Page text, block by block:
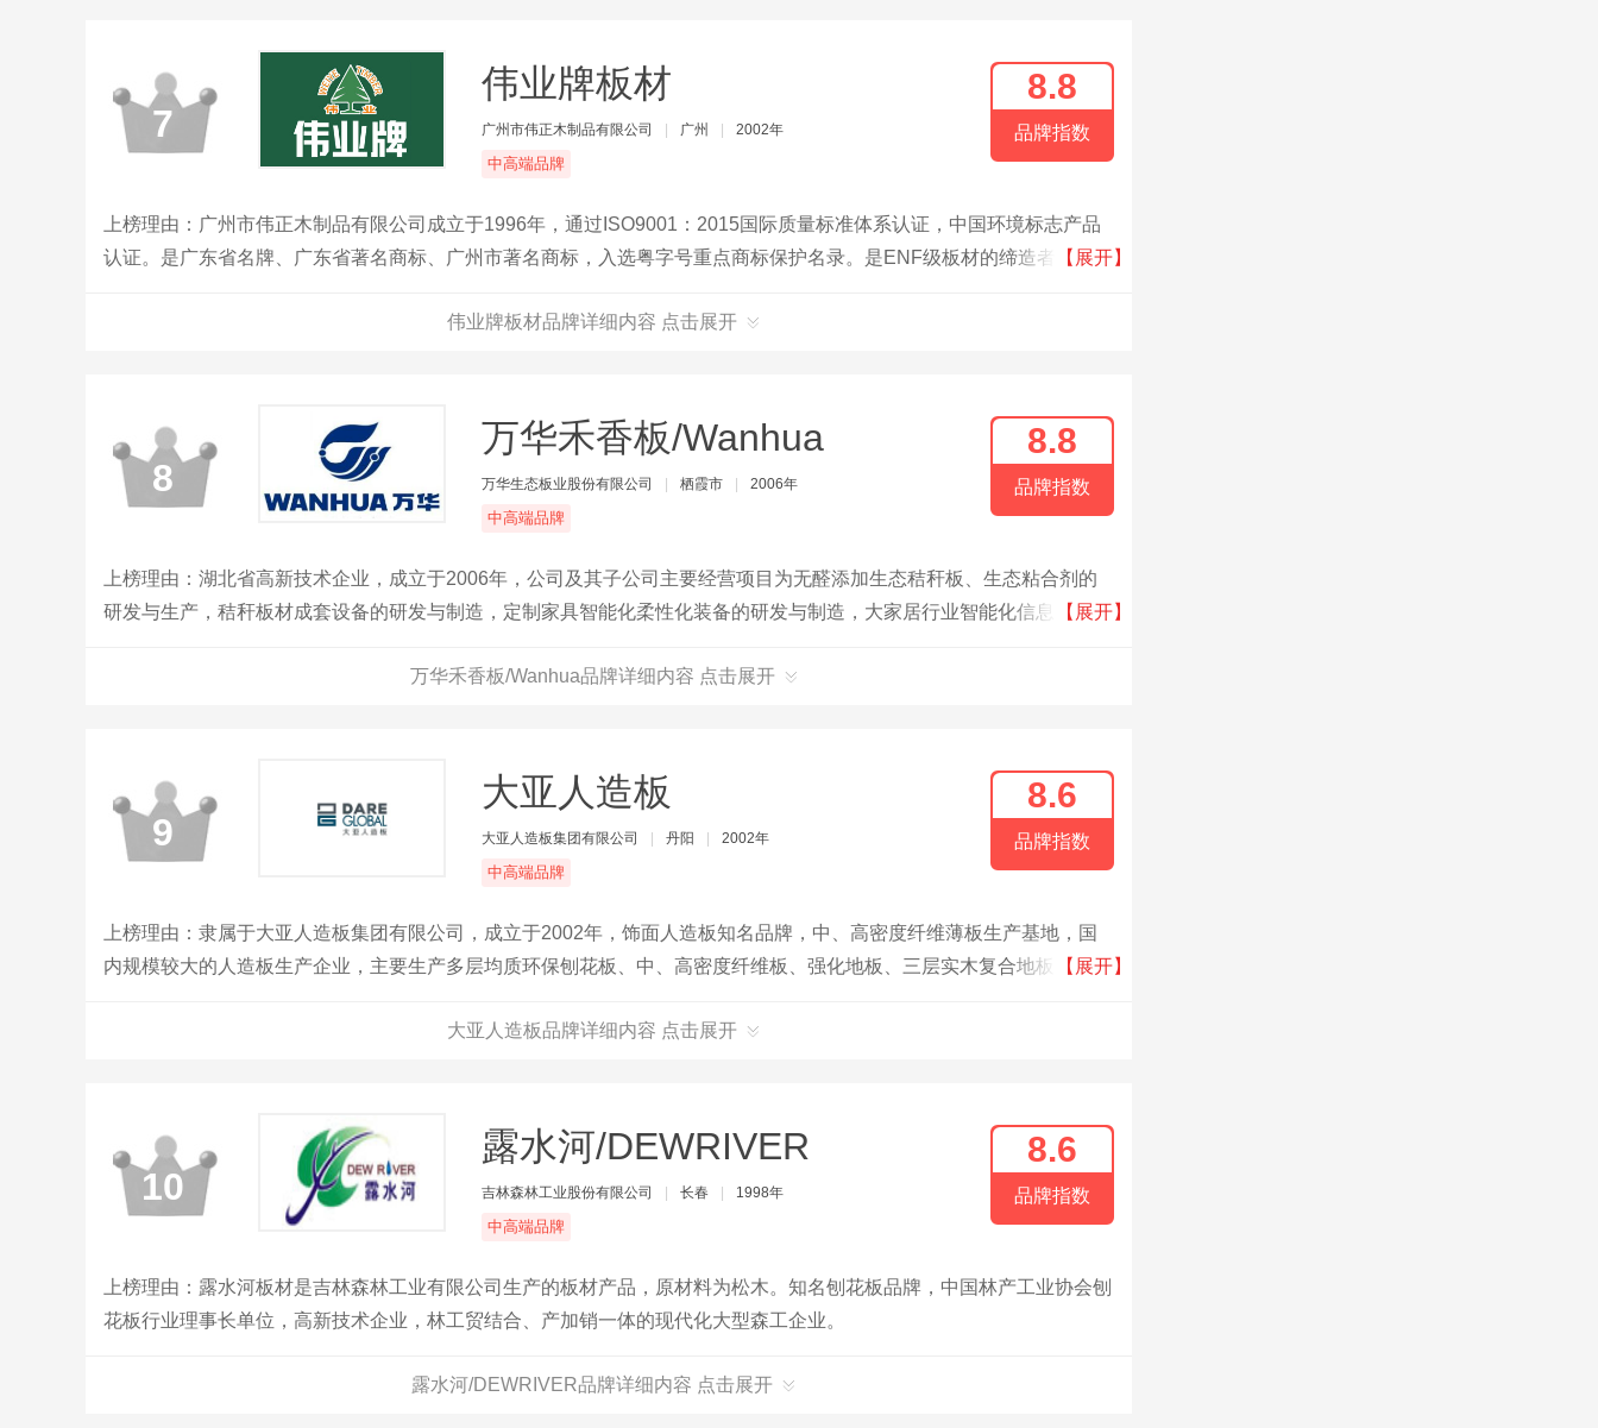
7
伟业牌板材
广州市伟正木制品有限公司 广州 2002年
中高端品牌
8.8
品牌指数
上榜理由：广州市伟正木制品有限公司成立于1996年，通过ISO9001：2015国际质量标准体系认证，中国环境标志产品
认证。是广东省名牌、广东省著名商标、广州市著名商标，入选粤字号重点商标保护名录。是ENF级板材的缔造者，阻【展开】
伟业牌板材品牌详细内容 点击展开
8
万华禾香板/Wanhua
万华生态板业股份有限公司 栖霞市 2006年
中高端品牌
8.8
品牌指数
上榜理由：湖北省高新技术企业，成立于2006年，公司及其子公司主要经营项目为无醛添加生态秸秆板、生态粘合剂的
研发与生产，秸秆板材成套设备的研发与制造，定制家具智能化柔性化装备的研发与制造，大家居行业智能化信息化整体
【展开】
万华禾香板/Wanhua品牌详细内容 点击展开
9
大亚人造板
大亚人造板集团有限公司 丹阳 2002年
中高端品牌
8.6
品牌指数
上榜理由：隶属于大亚人造板集团有限公司，成立于2002年，饰面人造板知名品牌，中、高密度纤维薄板生产基地，国
内规模较大的人造板生产企业，主要生产多层均质环保刨花板、中、高密度纤维板、强化地板、三层实木复合地板、高档
【展开】
大亚人造板品牌详细内容 点击展开
10
露水河/DEWRIVER
吉林森林工业股份有限公司 长春 1998年
中高端品牌
8.6
品牌指数
上榜理由：露水河板材是吉林森林工业有限公司生产的板材产品，原材料为松木。知名刨花板品牌，中国林产工业协会刨
花板行业理事长单位，高新技术企业，林工贸结合、产加销一体的现代化大型森工企业。
露水河/DEWRIVER品牌详细内容 点击展开